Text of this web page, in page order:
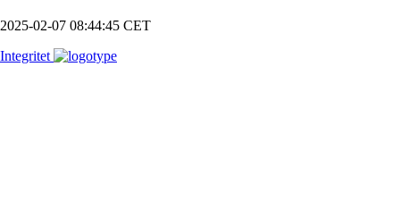
2025-02-07 08:44:45 CET
Integritet